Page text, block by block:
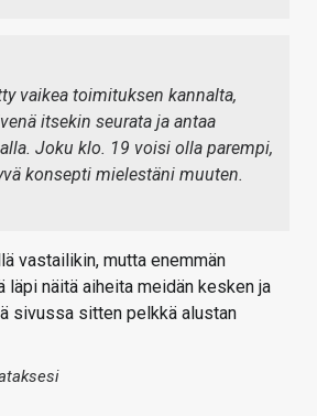
vaikea toimituksen kannalta,
itsekin seurata ja antaa
Joku klo. 19 voisi olla parempi,
konsepti mielestäni muuten.
vastailikin, mutta enemmän
läpi näitä aiheita meidän kesken ja
sivussa sitten pelkkä alustan